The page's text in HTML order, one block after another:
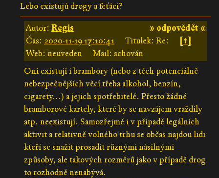
Lebo existujú drogy a feťáci?
» odpovědět «
Autor: Regis
Čas: 2020-11-19 17:10:41 Titulek: Re:
[↑]
Web: neuveden
Mail: schován
Oni existují i brambory (nebo z těch potenciálně
nebezpečnějších věcí třeba alkohol, benzín,
cigarety...) a jejich spotřebitelé. Přesto žádné
bramborové kartely, které by se navzájem vraždily
atp. neexistují. Samozřejmě i v případě legálních
aktivit a relativně volného trhu se občas najdou lidi
kteří se snažit prosadit různými násilnými
způsoby, ale takových rozměrů jako v případě drog
to rozhodně nenabývá.